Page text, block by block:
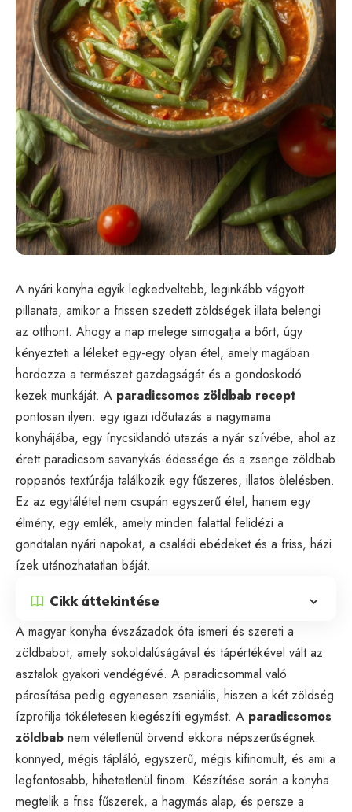
A nyári konyha egyik legkedveltebb, leginkább vágyott
pillanata, amikor a frissen szedett zöldségek illata belengi
az otthont. Ahogy a nap melege simogatja a bőrt, úgy
kényezteti a léleket egy-egy olyan étel, amely magában
hordozza a természet gazdagságát és a gondoskodó
kezek munkáját. A paradicsomos zöldbab recept
pontosan ilyen: egy igazi időutazás a nagymama
konyhájába, egy ínycsiklandó utazás a nyár szívébe, ahol az
érett paradicsom savanykás édessége és a zsenge zöldbab
roppanós textúrája találkozik egy fűszeres, illatos ölelésben.
Ez az egytálétel nem csupán egyszerű étel, hanem egy
élmény, egy emlék, amely minden falattal felidézi a
gondtalan nyári napokat, a családi ebédeket és a friss, házi
ízek utánozhatatlan báját.
Cikk áttekintése
A magyar konyha évszázadok óta ismeri és szereti a
zöldbabot, amely sokoldalúságával és tápértékével vált az
asztalok gyakori vendégévé. A paradicsommal való
párosítása pedig egyenesen zseniális, hiszen a két zöldség
ízprofilja tökéletesen kiegészíti egymást. A paradicsomos
zöldbab nem véletlenül örvend ekkora népszerűségnek:
könnyed, mégis tápláló, egyszerű, mégis kifinomult, és ami a
legfontosabb, hihetetlenül finom. Készítése során a konyha
megtelik a friss fűszerek, a hagymás alap, és persze a